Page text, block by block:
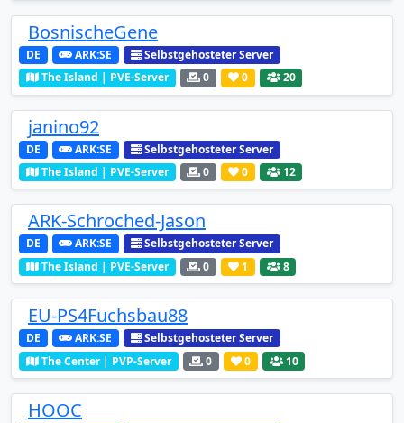
BosnischeGene
DE ARK:SE
Selbstgehosteter Server
The Island | PVE-Server
0 0 20
janino92
DE ARK:SE
Selbstgehosteter Server
The Island | PVE-Server
0 0 12
ARK-Schroched-Jason
DE ARK:SE
Selbstgehosteter Server
The Island | PVE-Server
0 1 8
EU-PS4Fuchsbau88
DE ARK:SE
Selbstgehosteter Server
The Center | PVP-Server
0 0 10
HOOC